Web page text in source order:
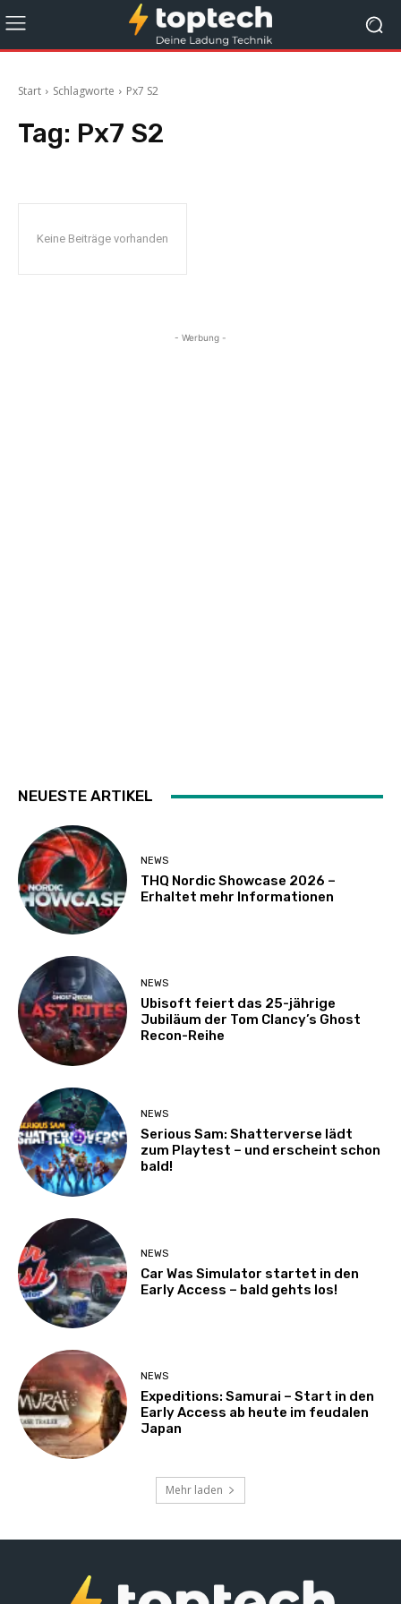
Start Schlagworte Px7 S2
Tag: Px7 S2
Keine Beiträge vorhanden
- Werbung -
NEUESTE ARTIKEL
NEWS
THQ Nordic Showcase 2026 –
Erhaltet mehr Informationen
NEWS
Ubisoft feiert das 25-jährige
Jubiläum der Tom Clancy’s Ghost
Recon-Reihe
NEWS
Serious Sam: Shatterverse lädt
zum Playtest – und erscheint schon
bald!
NEWS
Car Was Simulator startet in den
Early Access – bald gehts los!
NEWS
Expeditions: Samurai – Start in den
Early Access ab heute im feudalen
Japan
Mehr laden